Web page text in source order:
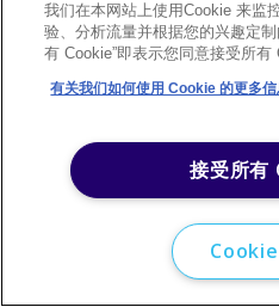
我们在本网站上使用Cookie 来监
验、分析流量并根据您的兴趣定
有 Cookie”即表示您同意接受所有
有关我们如何使用 Cookie 的更多信
接受所有